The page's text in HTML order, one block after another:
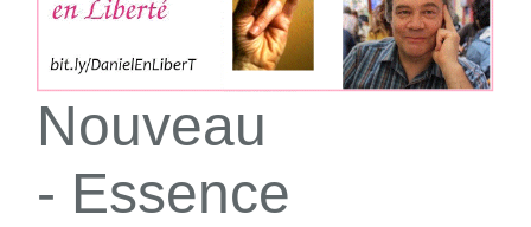
Nouveau
- Essence